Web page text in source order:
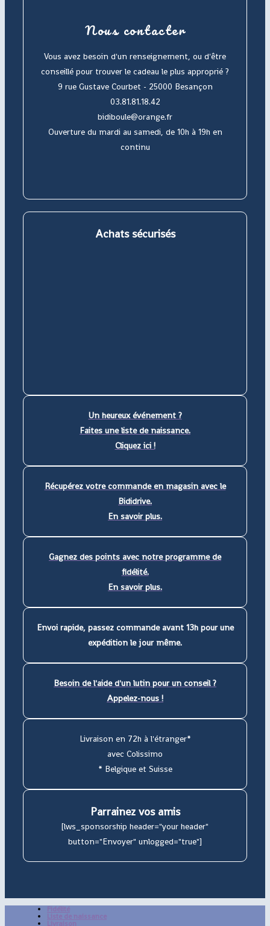
Nous contacter
Vous avez besoin d'un renseignement, ou d'être
conseillé pour trouver le cadeau le plus approprié ?
9 rue Gustave Courbet - 25000 Besançon
03.81.81.18.42
bidiboule@orange.fr
Ouverture du mardi au samedi, de 10h à 19h en
continu
un
onglet
un
onglet
un
onglet
un
onglet
Achats sécurisés
Un heureux événement ?
Faites une liste de naissance.
Cliquez ici !
Récupérez votre commande en magasin avec le
Bididrive.
En savoir plus.
Gagnez des points avec notre programme de
fidélité.
En savoir plus.
Envoi rapide, passez commande avant 13h pour une
expédition le jour même.
Besoin de l'aide d'un lutin pour un conseil ?
Appelez-nous !
Livraison en 72h à l'étranger*
avec Colissimo
* Belgique et Suisse
Parrainez vos amis
[lws_sponsorship header="your header"
button="Envoyer" unlogged="true"]
Fidélité
Liste de naissance
Livraison